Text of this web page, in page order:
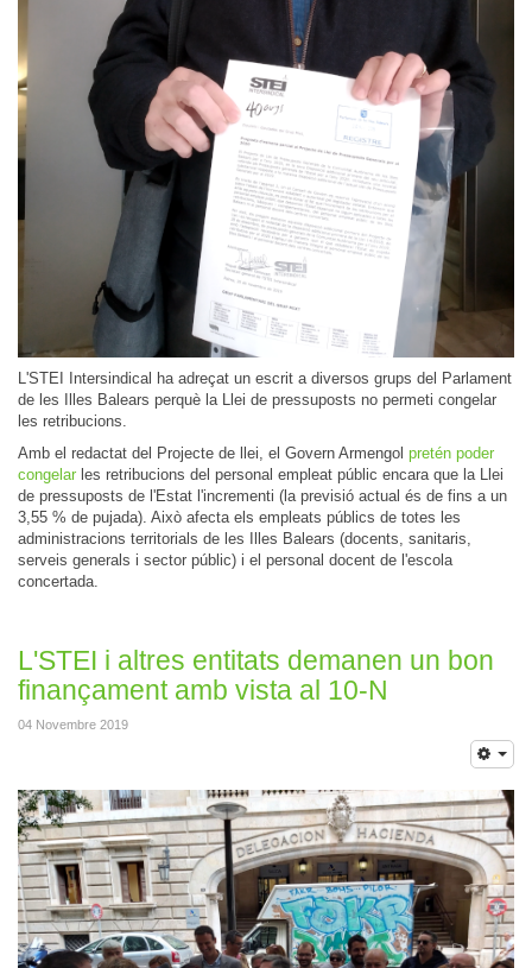
L'STEI Intersindical ha adreçat un escrit a diversos grups del Parlament
de les Illes Balears perquè la Llei de pressuposts no permeti congelar
les retribucions.
Amb el redactat del Projecte de llei, el Govern Armengol pretén poder
congelar les retribucions del personal empleat públic encara que la Llei
de pressuposts de l'Estat l'incrementi (la previsió actual és de fins a un
3,55 % de pujada). Això afecta els empleats públics de totes les
administracions territorials de les Illes Balears (docents, sanitaris,
serveis generals i sector públic) i el personal docent de l'escola
concertada.
L'STEI i altres entitats demanen un bon
finançament amb vista al 10-N
04 Novembre 2019